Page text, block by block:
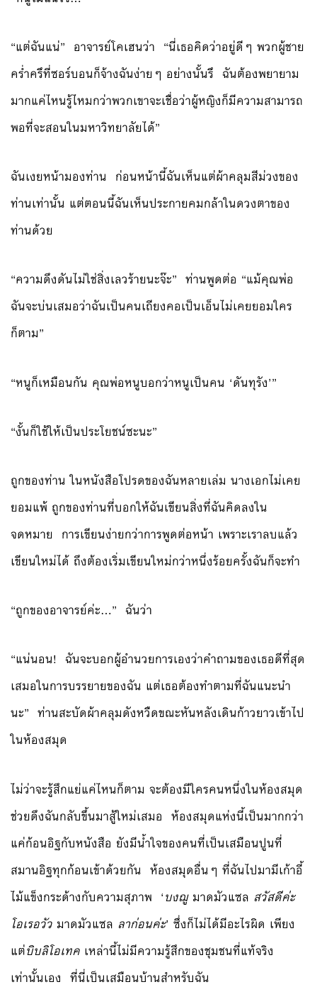
“แต่ฉันแน่” อาจารย์โคเฮนว่า “นี่เธอคิดว่าอยู่ดีๆ พวกผู้ชาย
คร่ำครึที่ซอร์บอนก็จ้างฉันง่ายๆ อย่างนั้นรึ ฉันต้องพยายาม
มากแค่ไหนรู้ไหมกว่าพวกเขาจะเชื่อว่าผู้หญิงก็มีความสามารถ
พอที่จะสอนในมหาวิทยาลัยได้”
ฉันเงยหน้ามองท่าน ก่อนหน้านี้ฉันเห็นแต่ผ้าคลุมสีม่วงของ
ท่านเท่านั้น แต่ตอนนี้ฉันเห็นประกายคมกล้าในดวงตาของ
ท่านด้วย
“ความดึงดันไม่ใช่สิ่งเลวร้ายนะจ๊ะ” ท่านพูดต่อ “แม้คุณพ่อ
ฉันจะบ่นเสมอว่าฉันเป็นคนเถียงคอเป็นเอ็นไม่เคยยอมใคร
ก็ตาม”
“หนูก็เหมือนกัน คุณพ่อหนูบอกว่าหนูเป็นคน ‘ดันทุรัง’”
“งั้นก็ใช้ให้เป็นประโยชน์ซะนะ”
ถูกของท่าน ในหนังสือโปรดของฉันหลายเล่ม นางเอกไม่เคย
ยอมแพ้ ถูกของท่านที่บอกให้ฉันเขียนสิ่งที่ฉันคิดลงใน
จดหมาย การเขียนง่ายกว่าการพูดต่อหน้า เพราะเราลบแล้ว
เขียนใหม่ได้ ถึงต้องเริ่มเขียนใหม่กว่าหนึ่งร้อยครั้งฉันก็จะทำ
“ถูกของอาจารย์ค่ะ…” ฉันว่า
“แน่นอน! ฉันจะบอกผู้อำนวยการเองว่าคำถามของเธอดีที่สุด
เสมอในการบรรยายของฉัน แต่เธอต้องทำตามที่ฉันแนะนำ
นะ” ท่านสะบัดผ้าคลุมดังหวืดขณะหันหลังเดินก้าวยาวเข้าไป
ในห้องสมุด
ไม่ว่าจะรู้สึกแย่แค่ไหนก็ตาม จะต้องมีใครคนหนึ่งในห้องสมุด
ช่วยดึงฉันกลับขึ้นมาสู้ใหม่เสมอ ห้องสมุดแห่งนี้เป็นมากกว่า
แค่ก้อนอิฐกับหนังสือ ยังมีน้ำใจของคนที่เป็นเสมือนปูนที่
สมานอิฐทุกก้อนเข้าด้วยกัน ห้องสมุดอื่นๆ ที่ฉันไปมามีเก้าอี้
ไม้แข็งกระด้างกับความสุภาพ ‘บงฌู มาดมัวแซล สวัสดีค่ะ
โอเรอวัว มาดมัวแซล ลาก่อนค่ะ’ ซึ่งก็ไม่ได้มีอะไรผิด เพียง
แต่บิบลิโอเทค เหล่านี้ไม่มีความรู้สึกของชุมชนที่แท้จริง
เท่านั้นเอง ที่นี่เป็นเสมือนบ้านสำหรับฉัน